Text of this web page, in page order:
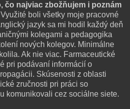
čo najviac zbožňujem i poznám
Využité boli všetky moje pracovné
jazyk sa mi hodil každý deň
kolegami a pedagogika
nových kolegov. Minimálne
Ak nie viac. Farmaceutické
pri podávaní informácií o
Skúsenosti z oblasti
zručnosti pri práci so
komunikovali cez sociálne siete.